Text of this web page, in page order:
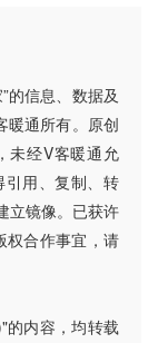
的信息、数据及
暖通所有。原创
未经V客暖通允
用、复制、转
立镜像。已获许
权合作事宜，请
的内容，均转载